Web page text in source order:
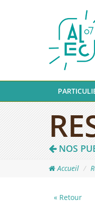
NOS
Accueil
« Retour